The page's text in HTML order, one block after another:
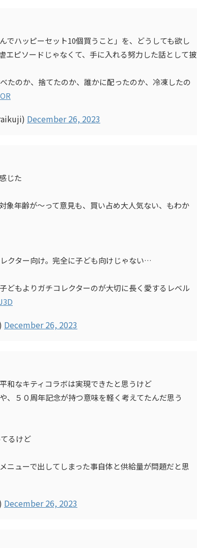
でハッピーセット10個買うこと」を、どうしても欲し
エピソードじゃなくて、手に入れる努力した話として披
たのか、捨てたのか、誰かに配ったのか、冷凍したの
December 26, 2023
じた
象年齢が〜って意見も、買い占め大人気ない、もわか
クター向け。完全に子ども向けじゃない…
どもよりガチコレクターのが大切に長く愛するレベル
December 26, 2023
和なキティコラボは実現できたと思うけど
、５０周年記念が持つ意味を軽く考えてたんだ思う
るけど
ニューで出してしまった事自体と供給量が問題だと思
December 26, 2023